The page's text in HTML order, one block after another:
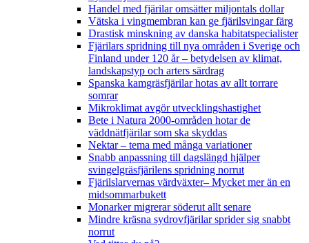
Handel med fjärilar omsätter miljontals dollar
Vätska i vingmembran kan ge fjärilsvingar färg
Drastisk minskning av danska habitatspecialister
Fjärilars spridning till nya områden i Sverige och
Finland under 120 år– betydelsen av klimat,
landskapstyp och arters särdrag
Spanska kamgräsfjärilar hotas av allt torrare
somrar
Mikroklimat avgör utvecklingshastighet
Bete i Natura 2000-områden hotar de
väddnätfjärilar som ska skyddas
Nektar – tema med många variationer
Snabb anpassning till dagslängd hjälper
svingelgräsfjärilens spridning norrut
Fjärilslarvernas värdväxter– Mycket mer än en
midsommarbukett
Monarker migrerar söderut allt senare
Mindre kräsna sydrovfjärilar sprider sig snabbt
norrut